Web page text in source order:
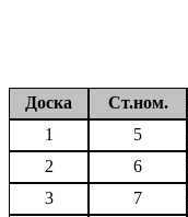
Доска
Ст.ном.
1
5
2
6
3
7